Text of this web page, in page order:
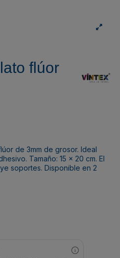
flúor
de 3mm de grosor. Ideal
. Tamaño: 15 x 20 cm. El
soportes. Disponible en 2